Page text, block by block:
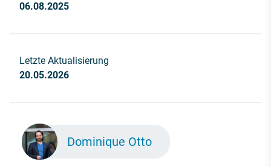
06.08.2025
Letzte Aktualisierung
20.05.2026
Dominique Otto